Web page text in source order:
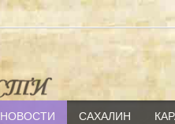
НОВОСТИ САХАЛИН